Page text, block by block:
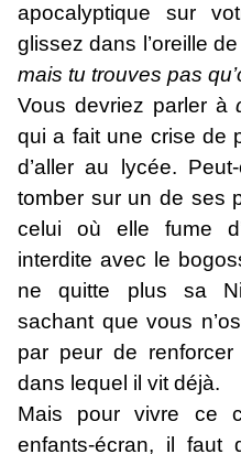
apocalyptique sur
glissez dans l’oreille
mais tu trouves pas
Vous devriez parler à
qui a fait une crise de
d’aller au lycée.
tomber sur un de ses
celui où elle fume
interdite avec le
ne quitte plus sa
sachant que vous
par peur de
dans lequel il vit déjà.
Mais pour vivre ce
enfants-écran, il faut